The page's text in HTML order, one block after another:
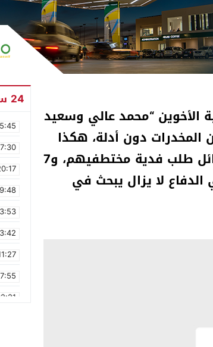
الأخوين “محمد عالي وسعيد
المخدرات دون أدلة، هكذا
تعرضوا للإختطاف والتعذيب، وهذه رسائل طلب فدية مختطفيهم، و7
لا يزال يبحث في
24 ساعة